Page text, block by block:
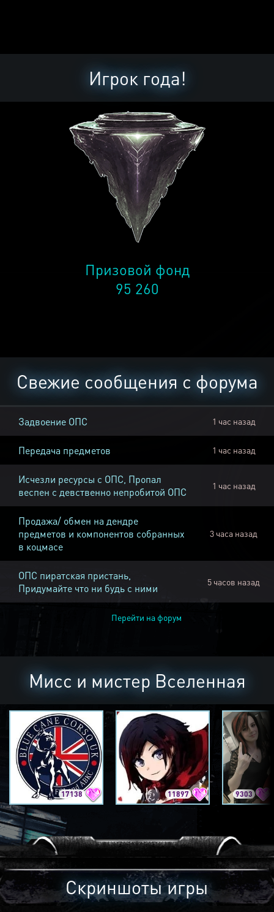
Игрок года!
Призовой фонд
95 260
Свежие сообщения с форума
Задвоение ОПС 1 час назад
Передача предметов 1 час назад
Исчезли ресурсы с ОПС, Пропал
веспен с девственно непробитой ОПС
1 час назад
Продажа/ обмен на дендре
предметов и компонентов собранных
в коцмасе
3 часа назад
ОПС пиратская пристань,
Придумайте что ни будь с ними
5 часов назад
Перейти на форум
Мисс и мистер Вселенная
17138 11897 9303
Скриншоты игры